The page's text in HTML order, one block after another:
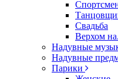
Свадьба
Верхом
Надувные
Надувные
Парики